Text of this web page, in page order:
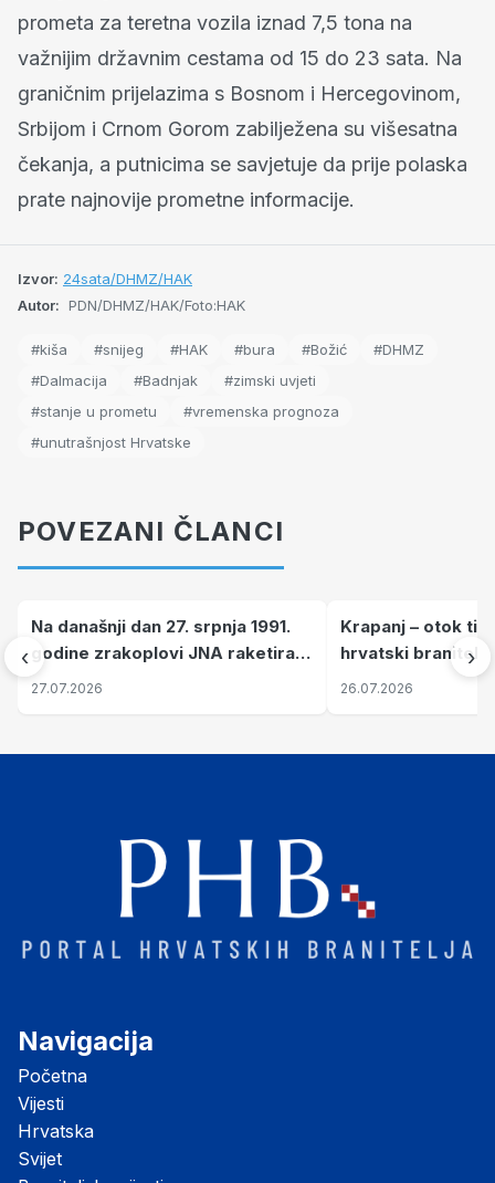
prometa za teretna vozila iznad 7,5 tona na
važnijim državnim cestama od 15 do 23 sata. Na
graničnim prijelazima s Bosnom i Hercegovinom,
Srbijom i Crnom Gorom zabilježena su višesatna
čekanja, a putnicima se savjetuje da prije polaska
prate najnovije prometne informacije.
Izvor: 24sata/DHMZ/HAK
Autor: PDN/DHMZ/HAK/Foto:HAK
#kiša #snijeg #HAK #bura #Božić
#DHMZ
#Dalmacija
#Badnjak
#zimski uvjeti
#stanje u prometu
#vremenska prognoza
#unutrašnjost Hrvatske
POVEZANI ČLANCI
‹
Na današnji dan 27. srpnja 1991.
godine zrakoplovi JNA raketirali
su vojarnu i obučni centar "Nikola
27.07.2026
Krapanj – otok
hrvatski branitelji
pronalaze mir
26.07.2026
›
Navigacija
Početna
Vijesti
Hrvatska
Svijet